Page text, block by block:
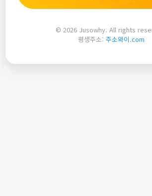
© 2026 Jusowhy. All rights
평생주소: 주소와이.com